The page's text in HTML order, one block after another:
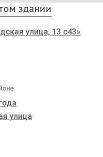
здании
улица, 13 с43»
улица